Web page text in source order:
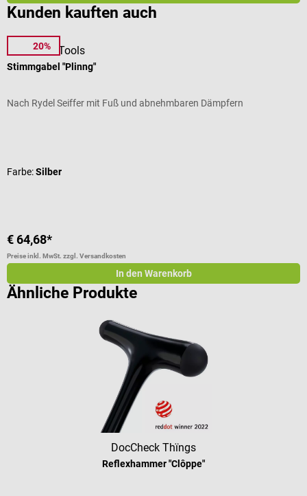
Kunden kauften auch
20%
DocCheck Tools
Stimmgabel "Plinng"
Nach Rydel Seiffer mit Fuß und abnehmbaren Dämpfern
Farbe:Silber
€ 64,68*
Preise inkl. MwSt. zzgl. Versandkosten
In den Warenkorb
Ähnliche Produkte
DocCheck Thïngs
Reflexhammer "Clôppe"